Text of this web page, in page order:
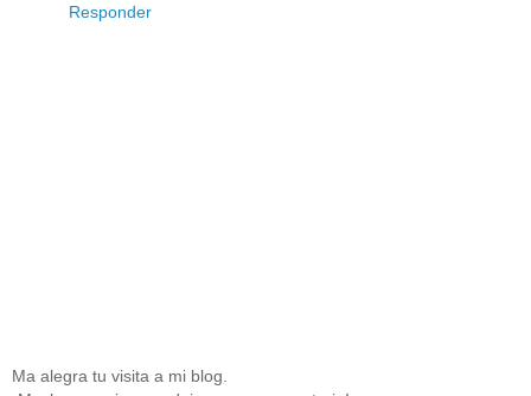
Responder
Ma alegra tu visita a mi blog.